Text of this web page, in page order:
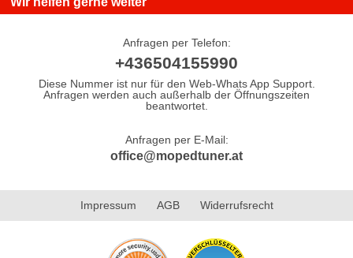
Anfragen per Telefon:
+436504155990
Diese Nummer ist nur für den Web-Whats App Support.
Anfragen werden auch außerhalb der Öffnungszeiten
beantwortet.
Anfragen per E-Mail:
office@mopedtuner.at
Impressum AGB Widerrufsrecht